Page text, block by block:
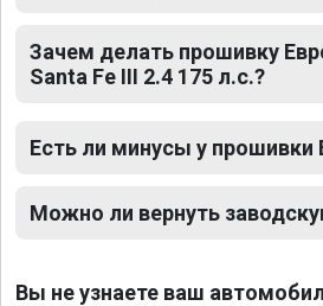
Зачем делать прошивку
Santa Fe III 2.4 175 л.с.?
Есть ли минусы у прошивки
Можно ли вернуть
Вы не узнаете ваш